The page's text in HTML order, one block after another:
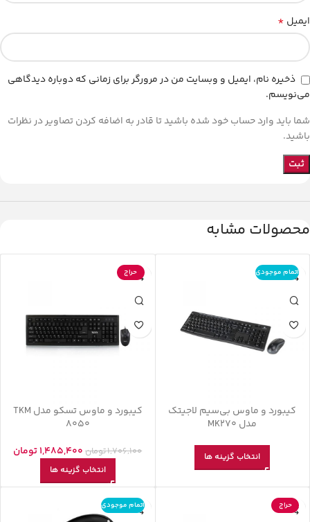
ایمیل *
ذخیره نام، ایمیل و وبسایت من در مرورگر برای زمانی که دوباره دیدگاهی
می‌نویسم.
شما باید وارد حساب خود شده باشید تا قادر به اضافه کردن تصاویر در نظرات
باشید.
محصولات مشابه
اتمام موجودی
کیبورد و ماوس بی‌سیم لاجیتک
مدل MK270
انتخاب گزینه ها
حراج
کیبورد و ماوس تسکو مدل TKM
8050
1,706,100تومان 1,485,400تومان
انتخاب گزینه ها
حراج اتمام موجودی